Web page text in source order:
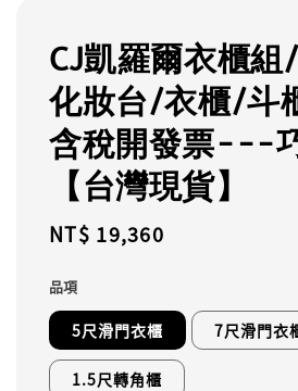
CJ凱羅爾衣櫃
化妝台/衣櫃/斗
含稅開發票---
【台灣現貨】
Regular
NT$ 19,360
品項
5尺滑門衣櫃 7尺滑門衣
1.5尺轉角櫃